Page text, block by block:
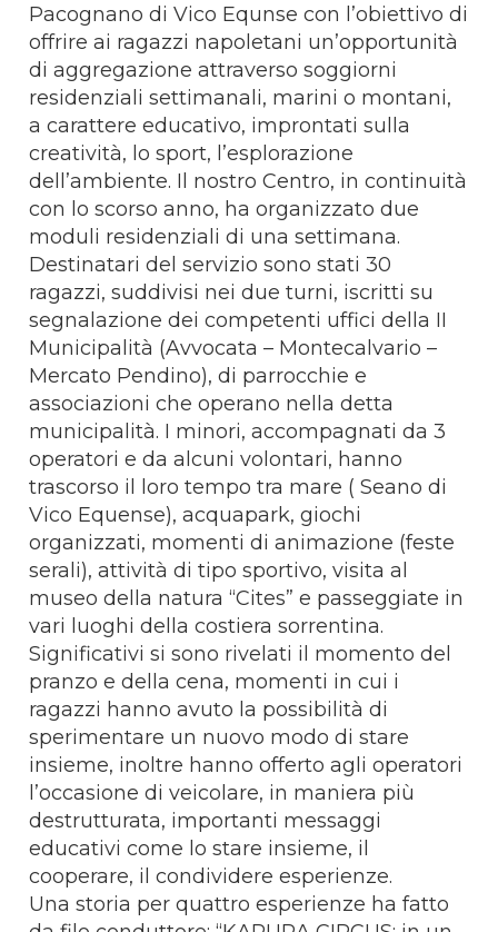
Pacognano di Vico Equnse con l’obiettivo di
offrire ai ragazzi napoletani un’opportunità
di aggregazione attraverso soggiorni
residenziali settimanali, marini o montani,
a carattere educativo, improntati sulla
creatività, lo sport, l’esplorazione
dell’ambiente. Il nostro Centro, in continuità
con lo scorso anno, ha organizzato due
moduli residenziali di una settimana.
Destinatari del servizio sono stati 30
ragazzi, suddivisi nei due turni, iscritti su
segnalazione dei competenti uffici della II
Municipalità (Avvocata – Montecalvario –
Mercato Pendino), di parrocchie e
associazioni che operano nella detta
municipalità. I minori, accompagnati da 3
operatori e da alcuni volontari, hanno
trascorso il loro tempo tra mare ( Seano di
Vico Equense), acquapark, giochi
organizzati, momenti di animazione (feste
serali), attività di tipo sportivo, visita al
museo della natura “Cites” e passeggiate in
vari luoghi della costiera sorrentina.
Significativi si sono rivelati il momento del
pranzo e della cena, momenti in cui i
ragazzi hanno avuto la possibilità di
sperimentare un nuovo modo di stare
insieme, inoltre hanno offerto agli operatori
l’occasione di veicolare, in maniera più
destrutturata, importanti messaggi
educativi come lo stare insieme, il
cooperare, il condividere esperienze.
Una storia per quattro esperienze ha fatto